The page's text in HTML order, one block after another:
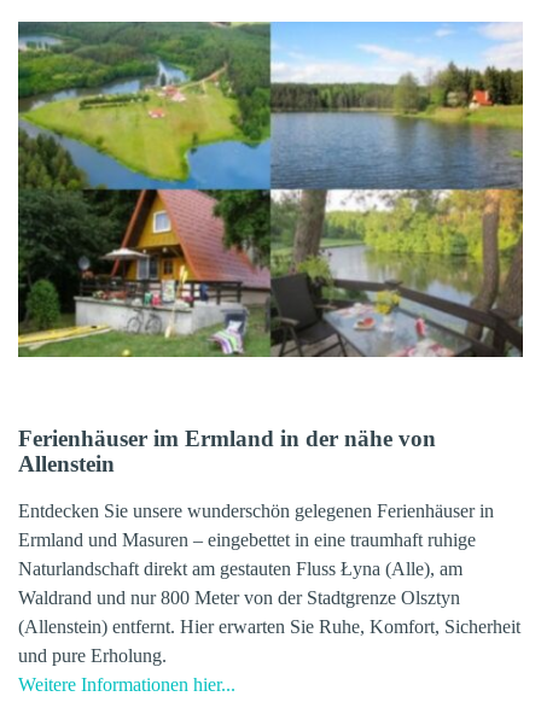
Ferienhäuser im Ermland in der nähe von
Allenstein
Entdecken Sie unsere wunderschön gelegenen Ferienhäuser in
Ermland und Masuren – eingebettet in eine traumhaft ruhige
Naturlandschaft direkt am gestauten Fluss Łyna (Alle), am
Waldrand und nur 800 Meter von der Stadtgrenze Olsztyn
(Allenstein) entfernt. Hier erwarten Sie Ruhe, Komfort, Sicherheit
und pure Erholung.
Weitere Informationen hier...